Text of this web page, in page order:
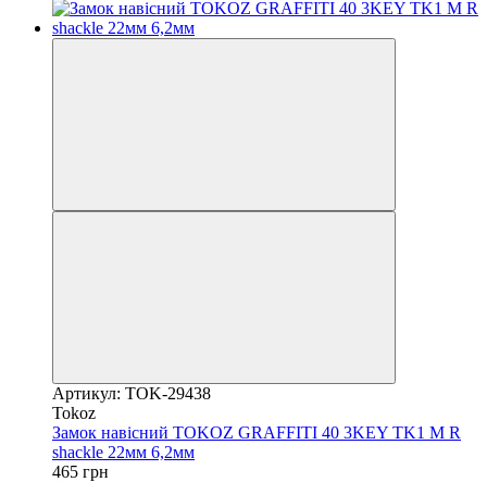
Артикул: TOK-29438
Tokoz
Замок навісний TOKOZ GRAFFITI 40 3KEY TK1 M R
shackle 22мм 6,2мм
465 грн